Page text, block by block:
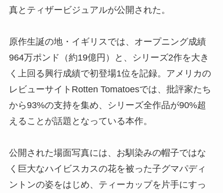
真とティザービジュアルが公開された。
原作生誕の地・イギリスでは、オープニング成績
964万ポンド（約19億円）と、シリーズ2作を大き
く上回る興行成績で初登場1位を記録。アメリカの
レビューサイトRotten Tomatoesでは、批評家たち
から93%の支持を集め、シリーズ全作品が90%超
えることが話題となっている本作。
公開された場面写真には、お馴染みの帽子ではな
く巨大なハイビスカスの花を被った子グマパディ
ントンの姿をはじめ、ティーカップを片手にすっ